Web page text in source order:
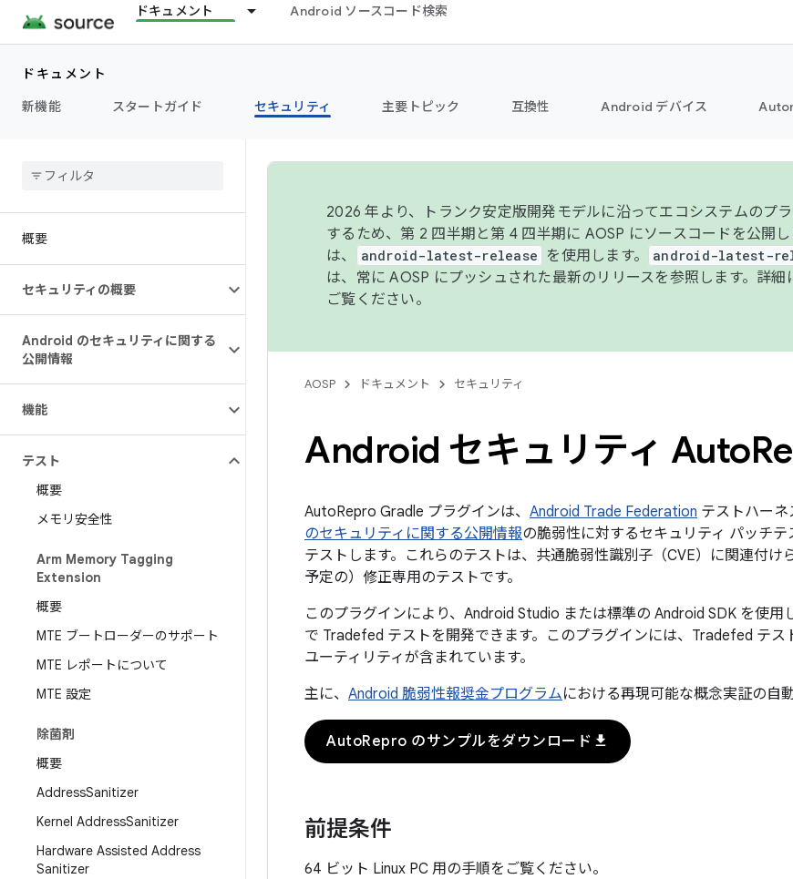
ドキュメント Android ソースコード検索
ドキュメント
新機能
スタートガイド セキュリティ 主要トピック 互換性 Android デバイス
概要
セキュリティの概要
Android のセキュリティに関する
公開情報
機能
テスト
概要
メモリ安全性
Arm Memory Tagging
Extension
概要
MTE ブートローダーのサポート
MTE レポートについて
MTE 設定
除菌剤
概要
AddressSanitizer
Kernel AddressSanitizer
Hardware Assisted Address
Sanitizer
2026 年より、トランク安定版開発モデルに沿ってエコシステムのプ
するため、第 2 四半期と第 4 四半期に AOSP にソースコードを公開
は、
android-latest-release を使用します。 android-latest-
は、常に AOSP にプッシュされた最新のリリースを参照します。詳細
ご覧ください。
AOSP ドキュメント セキュリティ
Android セキュリティ Auto
AutoRepro Gradle プラグインは、 Android Trade Federation テストハーネ
のセキュリティに関する公開情報の脆弱性に対するセキュリティ パッチ
テストします。これらのテストは、共通脆弱性識別子（CVE）に関連付け
予定の）修正専用のテストです。
このプラグインにより、Android Studio または標準の Android SDK を使用
で Tradefed テストを開発できます。このプラグインには、Tradefed テス
ユーティリティが含まれています。
主に、 Android 脆弱性報奨金プログラムにおける再現可能な概念実証の自
AutoRepro のサンプルをダウンロードdownload
前提条件
64 ビット Linux PC 用の手順をご覧ください。